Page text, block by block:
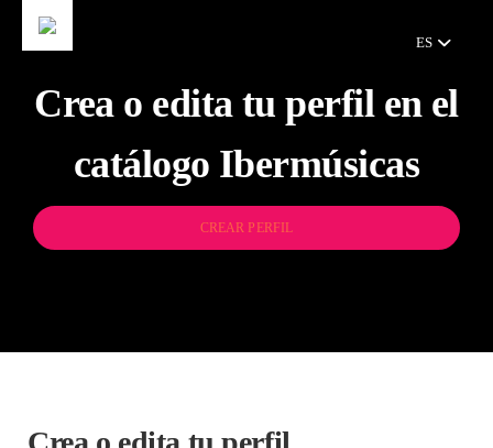
ES
Crea o edita tu perfil en el
catálogo Ibermúsicas
CREAR PERFIL